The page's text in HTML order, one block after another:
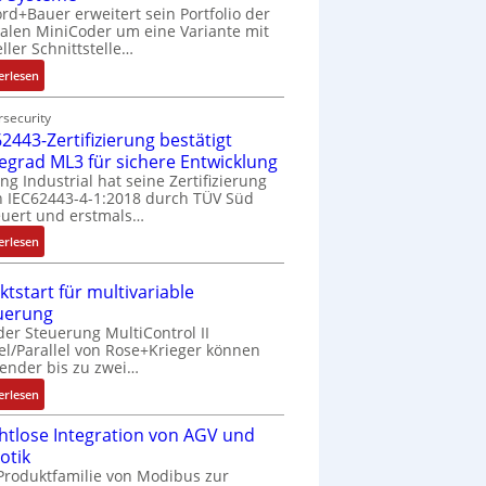
erweitert sein Portfolio der
MiniCoder um eine Variante mit
Schnittstelle…
:
E
i
n
f
a
c
h
e
S
n
s
o
r
-
I
t
Zertifizierung bestätigt
ML3 für sichere Entwicklung
Industrial hat seine Zertifizierung
IEC62443-4-1:2018 durch TÜV Süd
und erstmals…
:
I
C
6
2
4
4
3
Z
e
für multivariable
Steuerung MultiControl II
Parallel von Rose+Krieger können
bis zu zwei…
:
M
a
k
Integration von AGV und
von Modibus zur